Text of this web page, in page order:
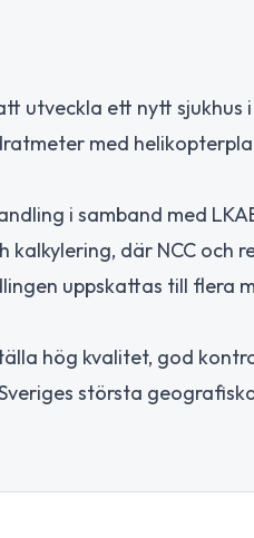
utveckla ett nytt sjukhus i
med
i samband med
där NCC och
uppskattas till flera
hög kvalitet, god
största